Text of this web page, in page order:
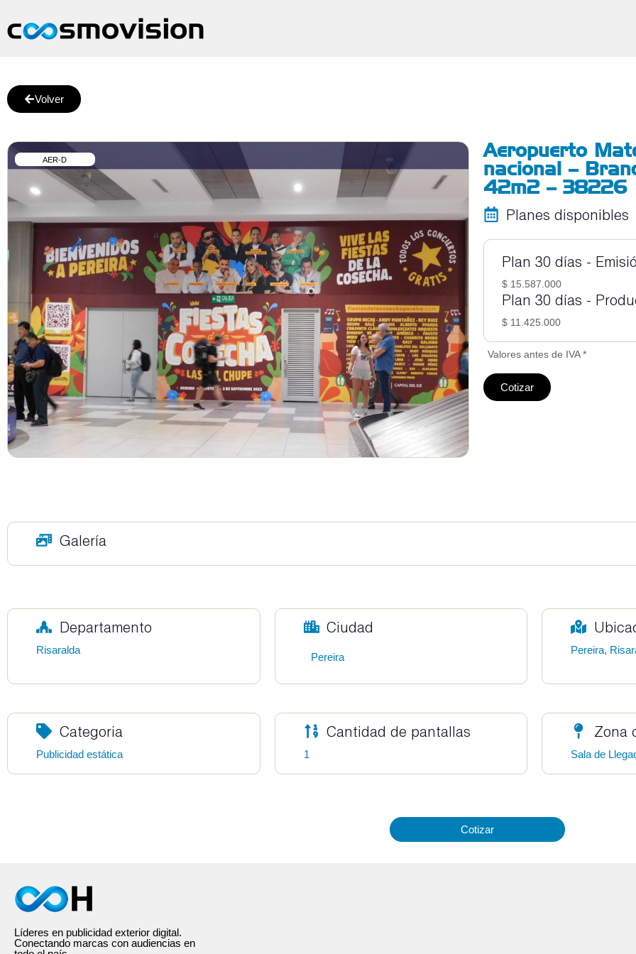
Volver
AER-D
Aeropuerto
nacional –
42m2 – 38226
Planes disponibles
Plan 30 días -
$ 15.587.000
Plan 30 días -
$ 11.425.000
Valores antes de IVA *
Cotizar
Galería
Departamento
Risaralda
Ciudad
Pereira
Pereira,
Categoria
Publicidad estática
Cantidad de pantallas
1
Zona
Sala de
Cotizar
Líderes en publicidad exterior digital.
Conectando marcas con audiencias en